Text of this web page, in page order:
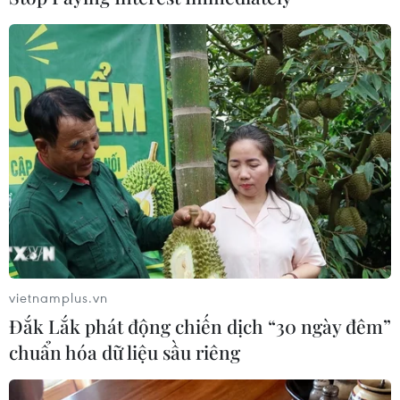
Theo dõi VietnamPlus
TIN CÙNG CHUYÊN MỤC
Hãng BMW bắt đầu sản xuất hàng
loạt mẫu xe thuần điện “thế hệ mới”
07/08/2026 01:52
Các thương hiệu xe cao cấp của Đức
vietnamplus.vn
Đắk Lắk phát động chiến dịch “30 ngày đêm”
chuẩn hóa dữ liệu sầu riêng